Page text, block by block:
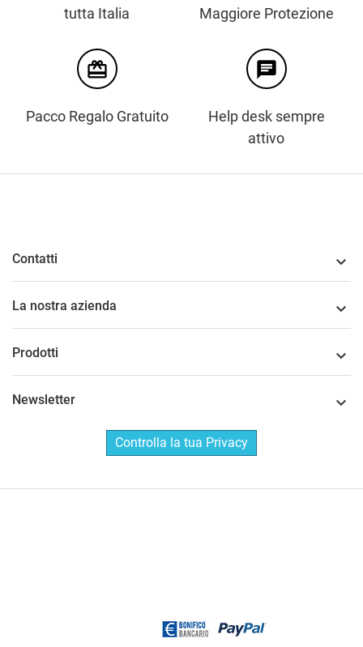
tutta Italia
Maggiore Protezione
card_giftcard
Pacco Regalo Gratuito
chat
Help desk sempre
attivo
Contatti 
La nostra azienda 
Prodotti 
Newsletter 
Controlla la tua Privacy